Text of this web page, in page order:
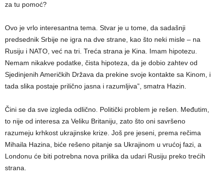
za tu pomoć?
Ovo je vrlo interesantna tema. Stvar je u tome, da sadašnji
predsednik Srbije ne igra na dve strane, kao što neki misle – na
Rusiju i NATO, već na tri. Treća strana je Kina. Imam hipotezu.
Nemam nikakve podatke, čista hipoteza, da je dobio zahtev od
Sjedinjenih Američkih Država da prekine svoje kontakte sa Kinom, i
tada slika postaje prilično jasna i razumljiva”, smatra Hazin.
Čini se da sve izgleda odlično. Politički problem je rešen. Međutim,
to nije od interesa za Veliku Britaniju, zato što oni savršeno
razumeju krhkost ukrajinske krize. Još pre jeseni, prema rečima
Mihaila Hazina, biće rešeno pitanje sa Ukrajinom u vrućoj fazi, a
Londonu će biti potrebna nova prilika da udari Rusiju preko trećih
strana.